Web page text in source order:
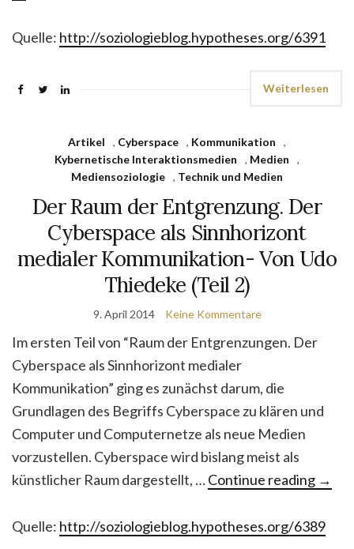
Quelle: http://soziologieblog.hypotheses.org/6391
Weiterlesen
Artikel , Cyberspace , Kommunikation
,
Kybernetische Interaktionsmedien
, Medien
,
Mediensoziologie , Technik und Medien
Der Raum der Entgrenzung. Der
Cyberspace als Sinnhorizont
medialer Kommunikation- Von Udo
Thiedeke (Teil 2)
9. April 2014 Keine Kommentare
Im ersten Teil von “Raum der Entgrenzungen. Der
Cyberspace als Sinnhorizont medialer
Kommunikation” ging es zunächst darum, die
Grundlagen des Begriffs Cyberspace zu klären und
Computer und Computernetze als neue Medien
vorzustellen. Cyberspace wird bislang meist als
künstlicher Raum dargestellt, …Continue reading →
Quelle: http://soziologieblog.hypotheses.org/6389